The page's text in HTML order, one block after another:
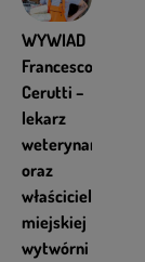
WYWIAD
Francesco
Cerutti –
lekarz
weterynarii
oraz
właściciel
miejskiej
wytwórni